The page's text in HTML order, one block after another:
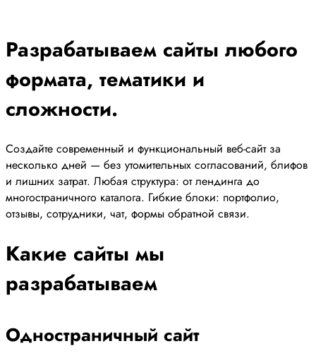
Разрабатываем сайты любого
формата, тематики и
сложности.
Создайте современный и функциональный веб-сайт за
несколько дней — без утомительных согласований, блифов
и лишних затрат. Любая структура: от лендинга до
многостраничного каталога. Гибкие блоки: портфолио,
отзывы, сотрудники, чат, формы обратной связи.
Какие сайты мы
разрабатываем
Одностраничный сайт